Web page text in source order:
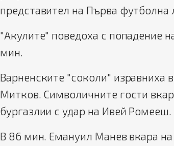
представител на Първа футболна
"Акулите" поведоха с попадение
мин.
Варненските "соколи" изравниха
Митков. Символичните гости
бургазлии с удар на Ивей Ромееш.
В 86 мин. Емануил Манев вкара на